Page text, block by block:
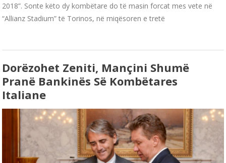
2018”. Sonte këto dy kombëtare do të masin forcat mes vete në
“Allianz Stadium” të Torinos, në miqësoren e tretë
Dorëzohet Zeniti, Mançini Shumë
Pranë Bankinës Së Kombëtares
Italiane